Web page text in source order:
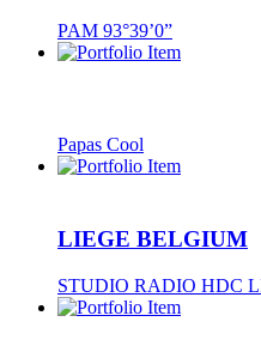
PAM 93°39’0”
Papas Cool
LIEGE BELGIUM
STUDIO RADIO HDC